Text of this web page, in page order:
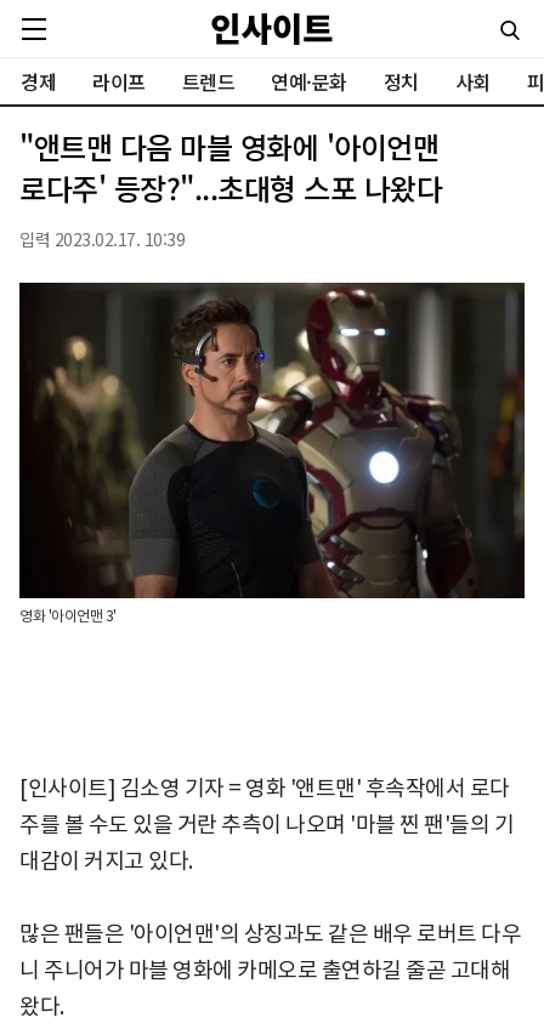
경제 라이프 트렌드 연예·문화 정치 사회
"앤트맨 다음 마블 영화에 '아이언맨
로다주' 등장?"...초대형 스포 나왔다
입력 2023.02.17. 10:39
영화 '아이언맨 3'
[인사이트] 김소영 기자 = 영화 '앤트맨' 후속작에서 로다
주를 볼 수도 있을 거란 추측이 나오며 '마블 찐 팬'들의 기
대감이 커지고 있다.
많은 팬들은 '아이언맨'의 상징과도 같은 배우 로버트 다우
니 주니어가 마블 영화에 카메오로 출연하길 줄곧 고대해
왔다.